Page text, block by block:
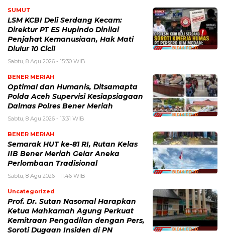
SUMUT
LSM KCBI Deli Serdang Kecam:
Direktur PT ES Hupindo Dinilai
Penjahat Kemanusiaan, Hak Mati
Diulur 10 Cicil
Sabtu, 8 Agu 2026 - 15:30 WIB
BENER MERIAH
Optimal dan Humanis, Ditsamapta
Polda Aceh Supervisi Kesiapsiagaan
Dalmas Polres Bener Meriah
Sabtu, 8 Agu 2026 - 13:31 WIB
BENER MERIAH
Semarak HUT ke-81 RI, Rutan Kelas
IIB Bener Meriah Gelar Aneka
Perlombaan Tradisional
Sabtu, 8 Agu 2026 - 11:46 WIB
Uncategorized
Prof. Dr. Sutan Nasomal Harapkan
Ketua Mahkamah Agung Perkuat
Kemitraan Pengadilan dengan Pers,
Soroti Dugaan Insiden di PN